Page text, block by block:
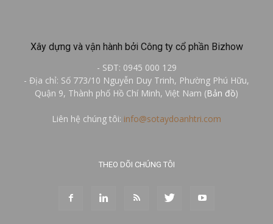
Xây dựng và vận hành bởi Công ty cổ phần Bizhow
- SĐT: 0945 000 129
- Địa chỉ: Số 773/10 Nguyễn Duy Trinh, Phường Phú Hữu,
Quận 9, Thành phố Hồ Chí Minh, Việt Nam (Bản đồ)
Liên hệ chúng tôi: info@sotaydoanhtri.com
THEO DÕI CHÚNG TÔI